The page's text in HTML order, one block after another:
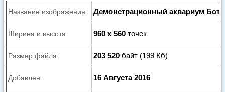
Название изображения: Демонстрационный аквариум
Ширина и высота: 960 x 560 точек
Размер файла: 203 520 байт (199 Кб)
Добавлен: 16 Августа 2016